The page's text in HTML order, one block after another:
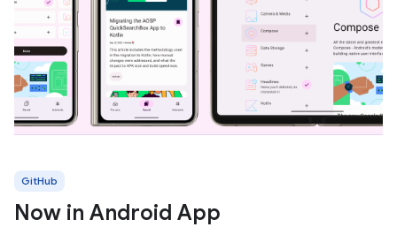
GitHub
Now in Android App